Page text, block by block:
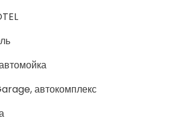
автокомплекс